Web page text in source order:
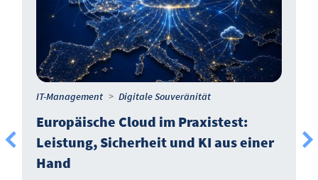
IT-Management Digitale Souveränität
Europäische Cloud im Praxistest:
Leistung, Sicherheit und KI aus einer
Hand